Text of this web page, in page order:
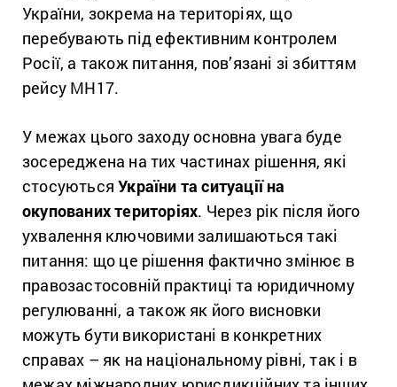
України, зокрема на територіях, що
перебувають під ефективним контролем
Росії, а також питання, пов’язані зі збиттям
рейсу MH17.
У межах цього заходу основна увага буде
зосереджена на тих частинах рішення, які
стосуютьсяУкраїни та ситуації на
окупованих територіях. Через рік після його
ухвалення ключовими залишаються такі
питання: що це рішення фактично змінює в
правозастосовній практиці та юридичному
регулюванні, а також як його висновки
можуть бути використані в конкретних
справах – як на національному рівні, так і в